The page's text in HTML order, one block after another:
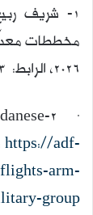
1- شريف
2026، الرابط: https://alwijha24.com/65473
https://adf-
arm-
group